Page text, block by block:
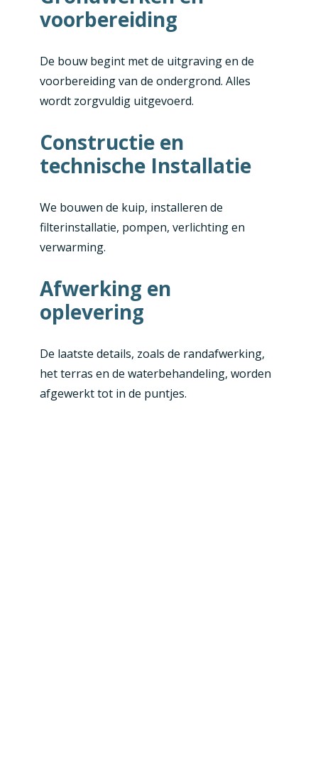
voorbereiding
De bouw begint met de uitgraving en de
voorbereiding van de ondergrond. Alles
wordt zorgvuldig uitgevoerd.
Constructie en
technische Installatie
We bouwen de kuip, installeren de
filterinstallatie, pompen, verlichting en
verwarming.
Afwerking en
oplevering
De laatste details, zoals de randafwerking,
het terras en de waterbehandeling, worden
afgewerkt tot in de puntjes.